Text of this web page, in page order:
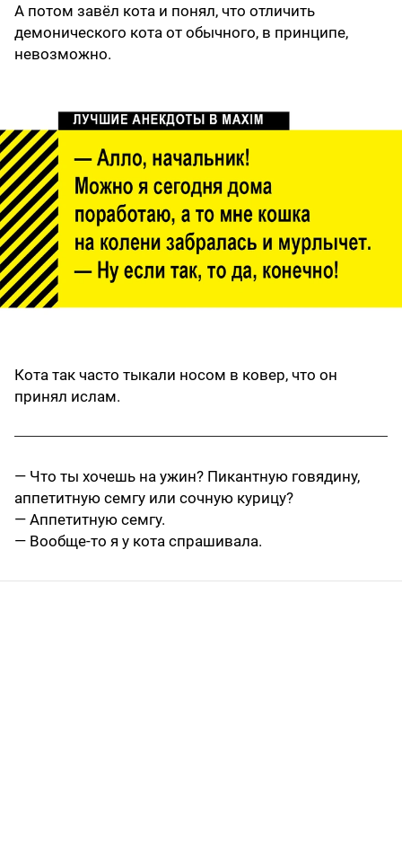
А потом завёл кота и понял, что отличить
демонического кота от обычного, в принципе,
невозможно.
Кота так часто тыкали носом в ковер, что он
принял ислам.
— Что ты хочешь на ужин? Пикантную говядину,
аппетитную семгу или сочную курицу?
— Аппетитную семгу.
— Вообще-то я у кота спрашивала.